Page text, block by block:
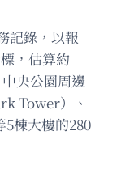
記錄，以報
，估算約
央公園周邊
Tower）、
棟大樓的280